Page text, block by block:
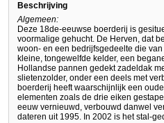
Beschrijving
Algemeen:
Deze 18de-eeuwse boerderij is
voormalige gehucht. De Herven, dat
woon- en een bedrijfsgedeelte die
kleine, tongewelfde kelder, een
Hollandse pannen gedekt zadeldak
slietenzolder, onder een deels met
boerderij heeft waarschijnlijk een
elementen zoals de drie eiken
eeuw vernieuwd, verbouwd danwel
dateren uit 1995. In 2002 is het stal-